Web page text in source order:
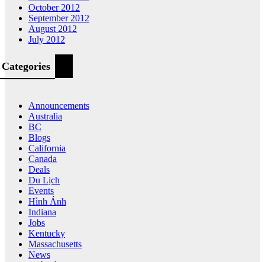
October 2012
September 2012
August 2012
July 2012
Categories
Announcements
Australia
BC
Blogs
California
Canada
Deals
Du Lịch
Events
Hình Ảnh
Indiana
Jobs
Kentucky
Massachusetts
News